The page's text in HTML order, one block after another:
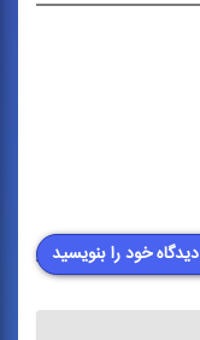
دیدگاه خود را بنویسید